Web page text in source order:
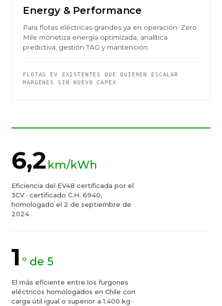
Energy & Performance
Para flotas eléctricas grandes ya en operación: Zero
Mile monetiza energía optimizada, analítica
predictiva, gestión TAG y mantención.
FLOTAS EV EXISTENTES QUE QUIEREN ESCALAR
MÁRGENES SIN NUEVO CAPEX
6,2 km/kWh
Eficiencia del EV48 certificada por el
3CV · certificado C.H. 6940,
homologado el 2 de septiembre de
2024
1 º de 5
El más eficiente entre los furgones
eléctricos homologados en Chile con
carga útil igual o superior a 1.400 kg ·